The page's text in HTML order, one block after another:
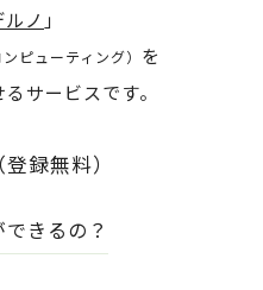
ノ 」
ピューティング） を
サービスです。
録無料）
きるの？